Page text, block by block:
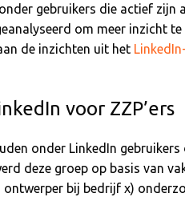
gebruikers die actief zijn
om meer inzicht
de inzichten uit het
voor ZZP’ers
onder LinkedIn gebruikers
deze groep op basis van
bij bedrijf x)